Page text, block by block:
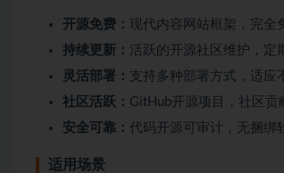
开源免费： 现代内容网站框架，完全
持续更新： 活跃的开源社区维护，定
灵活部署： 支持多种部署方式，适应
社区活跃： GitHub开源项目，社区贡
安全可靠： 代码开源可审计，无捆绑
适用场景